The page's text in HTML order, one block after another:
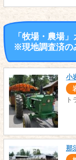
「牧場・農場
※現地調査済の
小
ト
那